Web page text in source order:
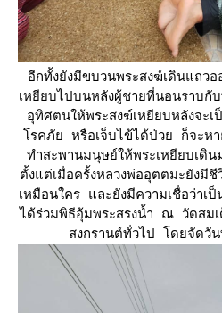
อีกทั้งยังมีขบวนพระสงฆ์เดินแถวอ
เหยียบไปบนหลังผู้ชายที่นอนราบกั
อุทิศตนให้พระสงฆ์เหยียบหลังจะ
รคภัย หรือเจ็บไข้ได้ป่วย ก็จะห
ทำสะพานมนุษย์ให้พระเหยียบเดิ
ตั้งแต่เมื่อครั้งหลวงพ่ออุตตมะยังมี
เหมือนใคร และยังมีความเชื่อว่าเ
ได้ร่วมพิธีอุ้มพระสรงน้ำ ณ วัดสม
สงกรานต์ทั่วไป โดยจัดวั